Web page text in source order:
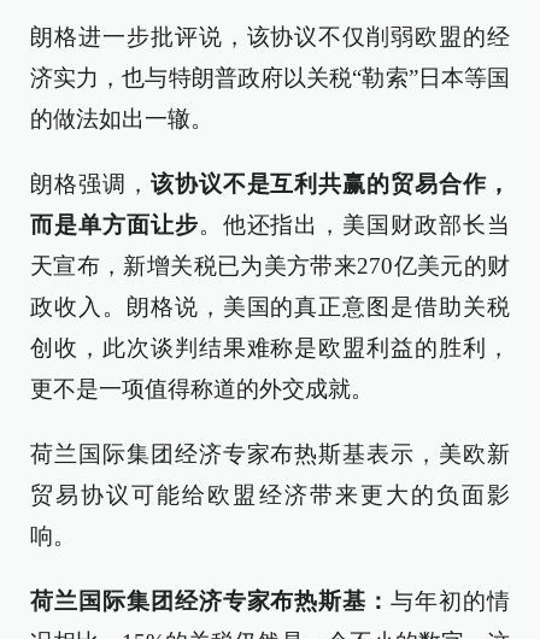
朗格进一步批评说，该协议不仅削弱欧盟的经
济实力，也与特朗普政府以关税“勒索”日本等国
的做法如出一辙。
朗格强调， 该协议不是互利共赢的贸易合作，
而是单方面让步。他还指出，美国财政部长当
天宣布，新增关税已为美方带来270亿美元的财
政收入。朗格说，美国的真正意图是借助关税
创收，此次谈判结果难称是欧盟利益的胜利，
更不是一项值得称道的外交成就。
荷兰国际集团经济专家布热斯基表示，美欧新
贸易协议可能给欧盟经济带来更大的负面影
响。
荷兰国际集团经济专家布热斯基：与年初的情